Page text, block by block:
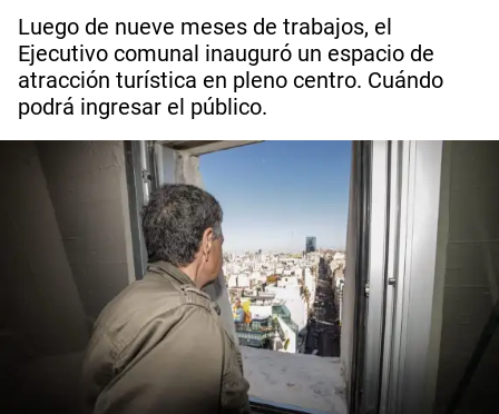
Luego de nueve meses de trabajos, el
Ejecutivo comunal inauguró un espacio de
atracción turística en pleno centro. Cuándo
podrá ingresar el público.